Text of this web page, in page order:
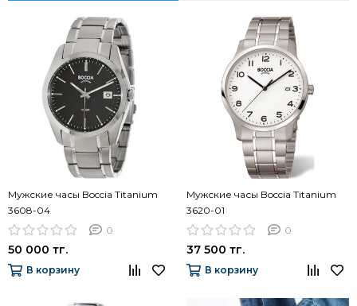
Мужские часы Boccia Titanium
3608-04
0
50 000 тг.
В корзину
Мужские часы Boccia Titanium
3620-01
0
37 500 тг.
В корзину